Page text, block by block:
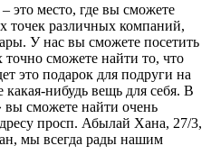
это место, где вы сможете
точек различных компаний,
У нас вы сможете посетить
сможете найти то, что
это подарок для подруги на
нибудь вещь для себя. В
сможете найти очень
просп. Абылай Хана, 27/3,
мы всегда рады нашим